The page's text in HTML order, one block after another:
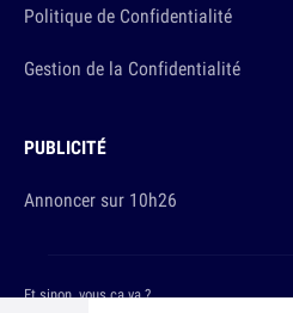
Politique de Confidentialité
Gestion de la Confidentialité
PUBLICITÉ
Annoncer sur 10h26
Et sinon, vous ça va ?